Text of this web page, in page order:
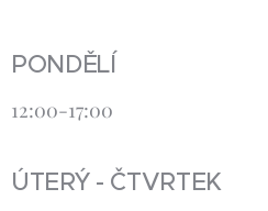
PONDĚLÍ
12:00-17:00
ÚTERÝ - ČTVRTEK